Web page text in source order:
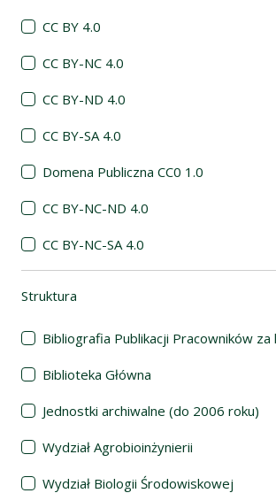
CC BY 4.0
CC BY-NC 4.0
CC BY-ND 4.0
CC BY-SA 4.0
Domena Publiczna CC0 1.0
CC BY-NC-ND 4.0
CC BY-NC-SA 4.0
Struktura
Bibliografia Publikacji Pracowników
Biblioteka Główna
Jednostki archiwalne (do 2006 roku)
Wydział Agrobioinżynierii
Wydział Biologii Środowiskowej